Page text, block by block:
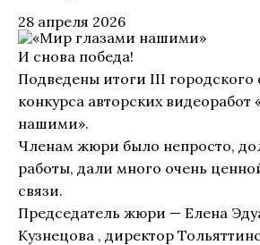
28 апреля 2026
И снова победа!
Подведены итоги III городского
конкурса авторских
нашими».
Членам жюри было непросто,
работы, дали много очень
связи.
Председатель жюри — Елена
Кузнецова , директор